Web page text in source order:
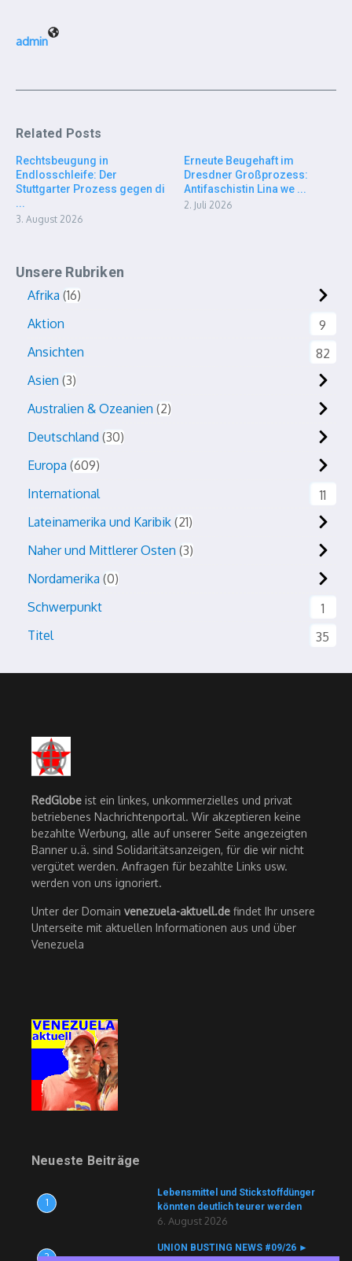
admin
Related Posts
Rechtsbeugung in
Endlosschleife: Der
Stuttgarter Prozess gegen di
...
3. August 2026
Erneute Beugehaft im
Dresdner Großprozess:
Antifaschistin Lina we ...
2. Juli 2026
Unsere Rubriken
Afrika 16
Aktion
9
Ansichten
82
Asien 3
Australien & Ozeanien 2
Deutschland 30
Europa 609
International
11
Lateinamerika und Karibik 21
Naher und Mittlerer Osten 3
Nordamerika 0
Schwerpunkt
1
Titel
35
RedGlobe ist ein linkes, unkommerzielles und privat
betriebenes Nachrichtenportal. Wir akzeptieren keine
bezahlte Werbung, alle auf unserer Seite angezeigten
Banner u.ä. sind Solidaritätsanzeigen, für die wir nicht
vergütet werden. Anfragen für bezahlte Links usw.
werden von uns ignoriert.
Unter der Domain venezuela-aktuell.de findet Ihr unsere
Unterseite mit aktuellen Informationen aus und über
Venezuela
Neueste Beiträge
1
Lebensmittel und Stickstoffdünger
könnten deutlich teurer werden
6. August 2026
2
UNION BUSTING NEWS #09/26 ►